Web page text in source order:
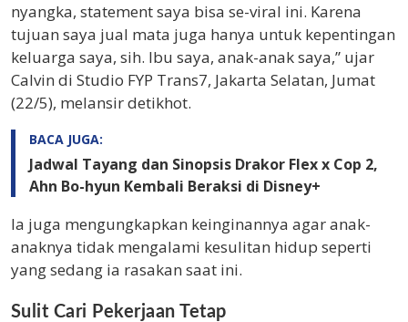
nyangka, statement saya bisa se-viral ini. Karena
tujuan saya jual mata juga hanya untuk kepentingan
keluarga saya, sih. Ibu saya, anak-anak saya,” ujar
Calvin di Studio FYP Trans7, Jakarta Selatan, Jumat
(22/5), melansir detikhot.
BACA JUGA:
Jadwal Tayang dan Sinopsis Drakor Flex x Cop 2,
Ahn Bo-hyun Kembali Beraksi di Disney+
Ia juga mengungkapkan keinginannya agar anak-
anaknya tidak mengalami kesulitan hidup seperti
yang sedang ia rasakan saat ini.
Sulit Cari Pekerjaan Tetap